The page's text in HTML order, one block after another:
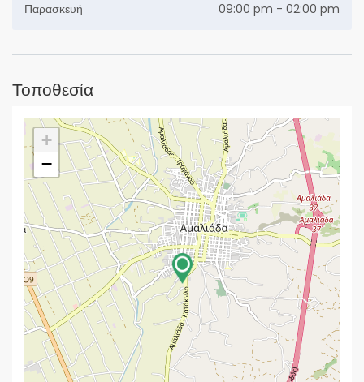
Παρασκευή
09:00 pm - 02:00 pm
Τοποθεσία
+
−